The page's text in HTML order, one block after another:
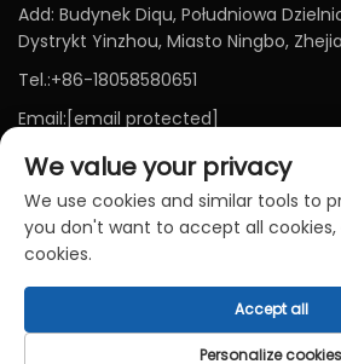
Add: Budynek Diqu, Południowa
Dystrykt Yinzhou, Miasto Ningbo,
Tel.:+86-18058580651
Email: [email protected]
Prawa autorskie © Ningbo Baichen
Wszelkie prawa zastrzeżone-Polityka
We value your privacy
We use cookies and similar tools to
you don't want to accept all cookies,
cookies.
Personalize cookies
Accept all